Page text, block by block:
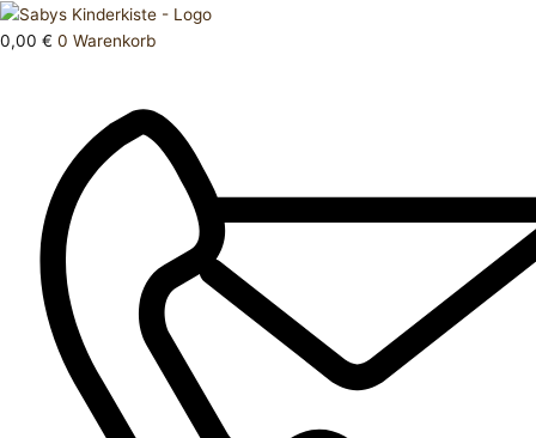
Zum
Inhalt
0,00 € 0 Warenkorb
Products
search
Schuhe
28